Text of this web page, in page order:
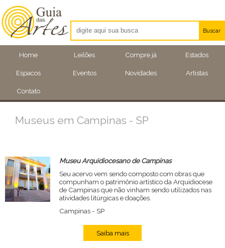
Home Leilões Compre já Estados
Espacos Eventos Novidades Artistas
Contato
Buscar
Artistas
Eventos
Museus em Campinas - SP
Museu Arquidiocesano de Campinas
Seu acervo vem sendo composto com obras que
compunham o patrimônio artístico da Arquidiocese
de Campinas que não vinham sendo utilizados nas
atividades litúrgicas e doações.
Campinas - SP
Saiba mais